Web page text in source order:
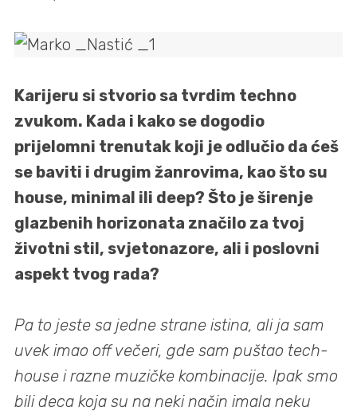
Karijeru si stvorio sa tvrdim techno
zvukom. Kada i kako se dogodio
prijelomni trenutak koji je odlučio da ćeš
se baviti i drugim žanrovima, kao što su
house, minimal ili deep? Što je širenje
glazbenih horizonata značilo za tvoj
životni stil, svjetonazore, ali i poslovni
aspekt tvog rada?
Pa to jeste sa jedne strane istina, ali ja sam
uvek imao off večeri, gde sam puštao tech-
house i razne muzičke kombinacije. Ipak smo
bili deca koja su na neki način imala neku